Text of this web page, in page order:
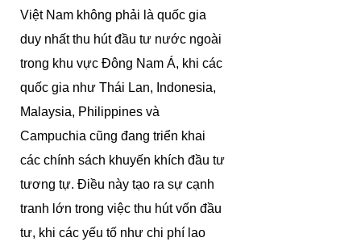
Việt Nam không phải là quốc gia
duy nhất thu hút đầu tư nước ngoài
trong khu vực Đông Nam Á, khi các
quốc gia như Thái Lan, Indonesia,
Malaysia, Philippines và
Campuchia cũng đang triển khai
các chính sách khuyến khích đầu tư
tương tự. Điều này tạo ra sự cạnh
tranh lớn trong việc thu hút vốn đầu
tư, khi các yếu tố như chi phí lao